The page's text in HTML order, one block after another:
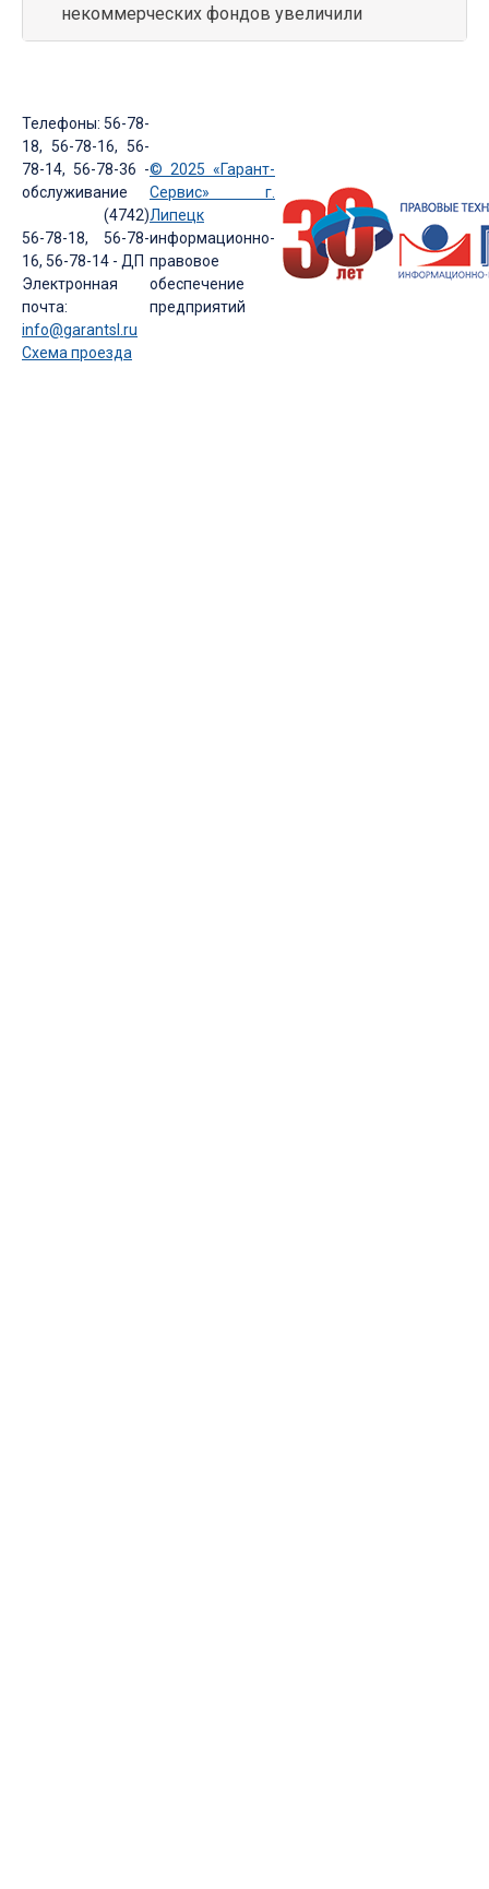
некоммерческих фондов увеличили
Телефоны: 56-78-
18, 56-78-16, 56-
78-14, 56-78-36 -
обслуживание
(4742)
56-78-18, 56-78-
16, 56-78-14 - ДП
Электронная
почта:
info@garantsl.ru
Схема проезда
© 2025 «Гарант-
Сервис» г.
Липецк
информационно-
правовое
обеспечение
предприятий